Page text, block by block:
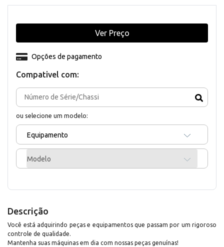
Compativel com:
ou selecione um modelo:
Equipamento
Modelo
Opções de pagamento
Ver Preço
Descrição
Você está adquirindo peças e equipamentos que passam por um rigoroso
controle de qualidade.
Mantenha suas máquinas em dia com nossas peças genuínas!